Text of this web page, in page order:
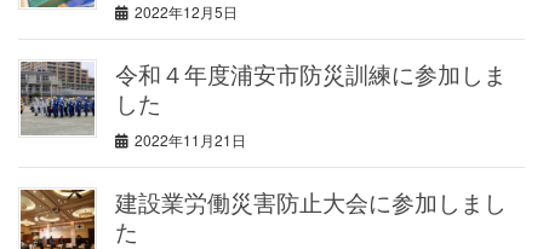
2022年12月5日
令和４年度浦安市防災訓練に参加しま
した
2022年11月21日
建設業労働災害防止大会に参加しまし
た